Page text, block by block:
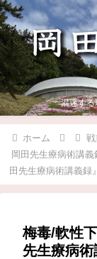
混迷する
ホーム 戦
岡田先生療病術講義
田先生療病術講義録
梅毒/軟性
先生療病